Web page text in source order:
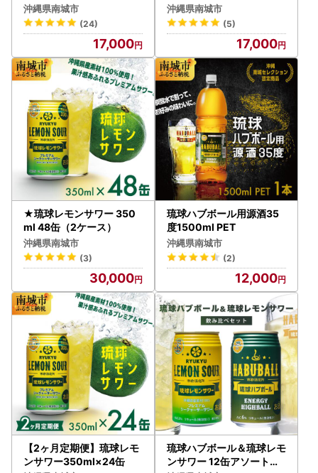
沖縄県南城市
(24)
17,000
沖縄県南城市
(5)
17,000
★琉球レモンサワー 350
ml 48缶（2ケース）
沖縄県南城市
(3)
30,000
琉球ハブボール用源酒35
度1500ml PET
沖縄県南城市
(2)
12,000
【2ヶ月定期便】琉球レモ
ンサワー350ml×24缶
琉球ハブボール＆琉球レモ
ンサワー 12缶アソートギ